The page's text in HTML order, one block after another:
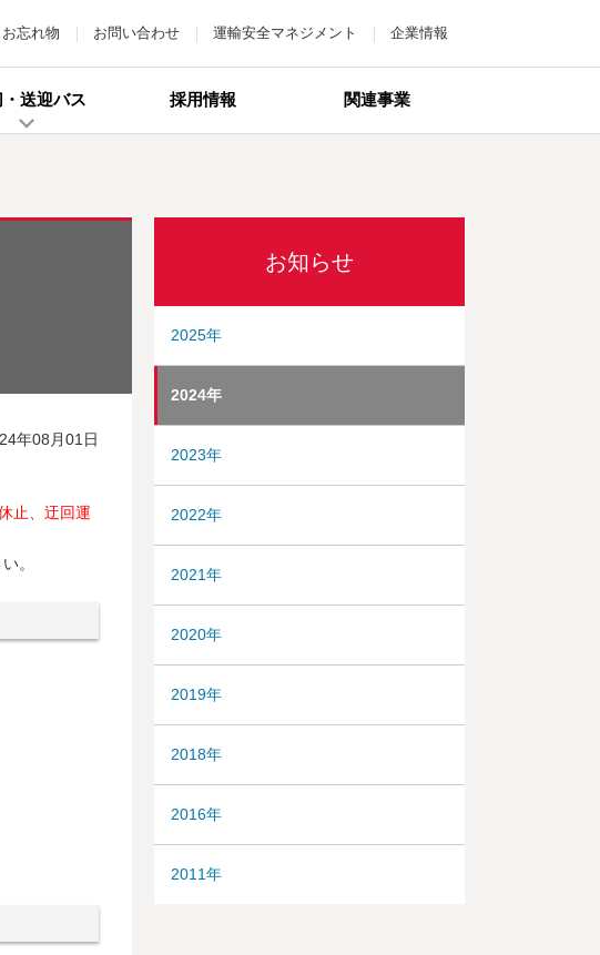
お忘れ物 お問い合わせ 運輸安全マネジメント 企業情報
送迎バス 採用情報 関連事業
年08月01日
止、迂回運
。
お知らせ
2025年
2024年
2023年
2022年
2021年
2020年
2019年
2018年
2016年
2011年